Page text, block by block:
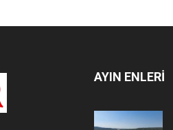
AYIN ENLERİ